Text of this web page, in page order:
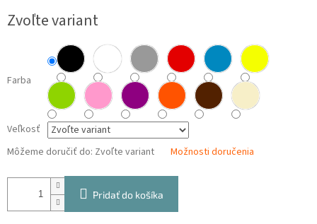
cena:
Zvoľte variant
Farba
Veľkosť
Môžeme doručiť do: Zvoľte variant Možnosti doručenia
Pridať do košíka